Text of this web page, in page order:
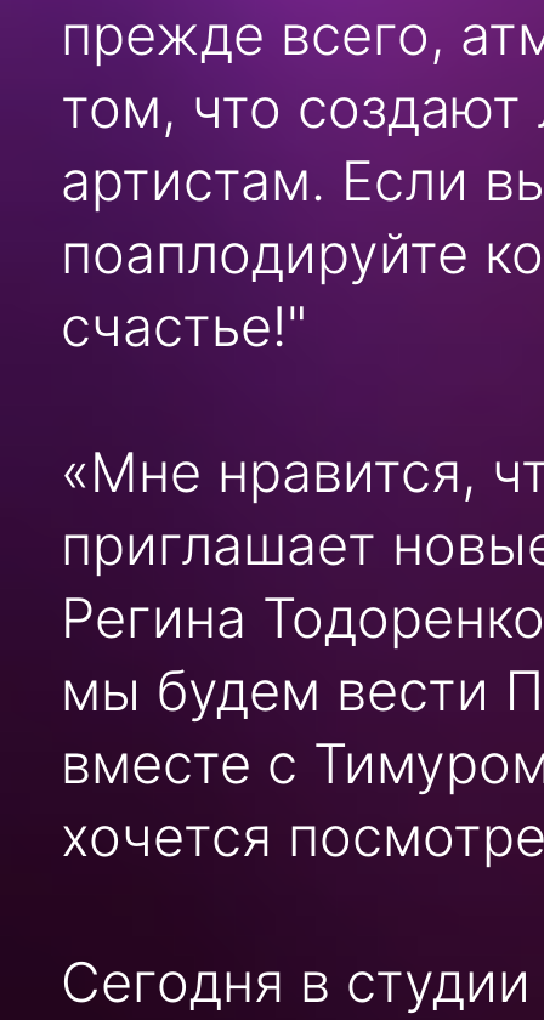
прежде всего,
том, что
артистам. Если
поаплодируйте
счастье!"
«Мне нравится,
приглашает
Регина
мы будем вести
вместе с
хочется
Сегодня в